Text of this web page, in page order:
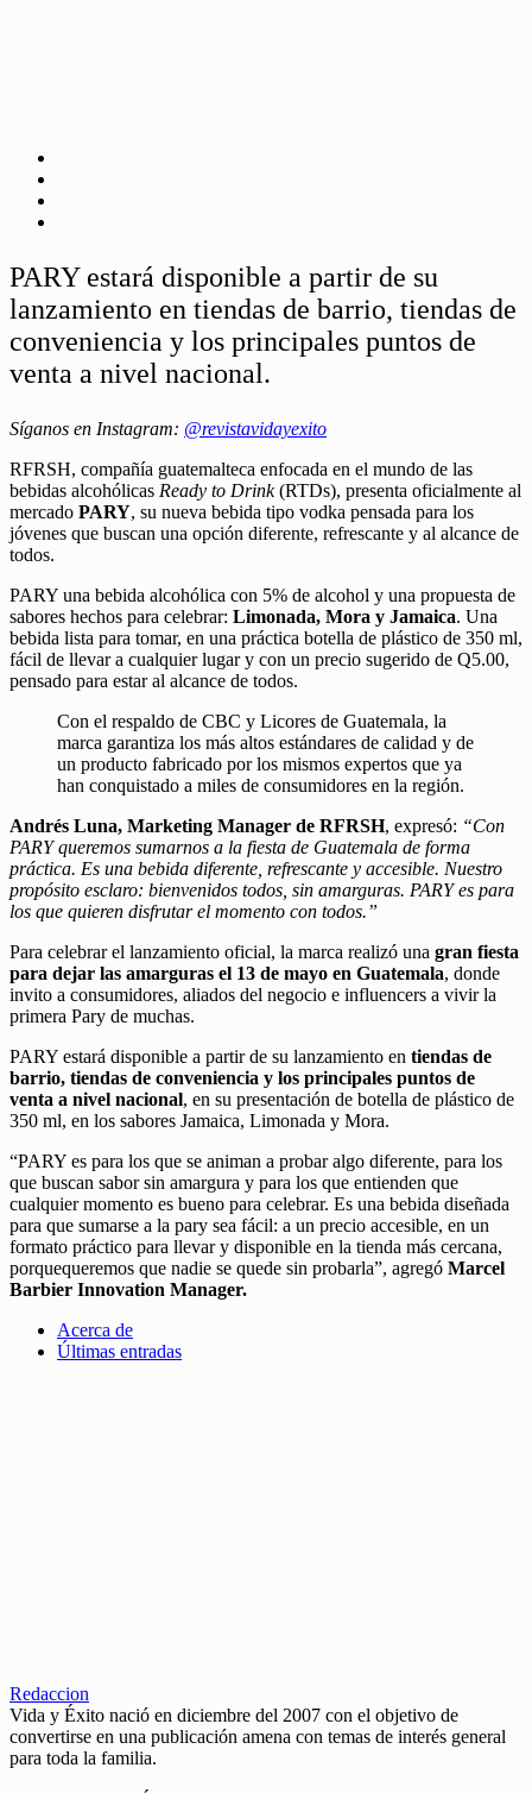
PARY estará disponible a partir de su
lanzamiento en tiendas de barrio, tiendas de
conveniencia y los principales puntos de
venta a nivel nacional.
Síganos en Instagram: @revistavidayexito
RFRSH, compañía guatemalteca enfocada en el mundo de las
bebidas alcohólicas Ready to Drink(RTDs), presenta oficialmente al
mercado PARY, su nueva bebida tipo vodka pensada para los
jóvenes que buscan una opción diferente, refrescante y al alcance de
todos.
PARY una bebida alcohólica con 5% de alcohol y una propuesta de
sabores hechos para celebrar: Limonada, Mora y Jamaica. Una
bebida lista para tomar, en una práctica botella de plástico de 350 ml,
fácil de llevar a cualquier lugar y con un precio sugerido de Q5.00,
pensado para estar al alcance de todos.
Con el respaldo de CBC y Licores de Guatemala, la
marca garantiza los más altos estándares de calidad y de
un producto fabricado por los mismos expertos que ya
han conquistado a miles de consumidores en la región.
Andrés Luna, Marketing Manager de RFRSH, expresó: “Con
PARY queremos sumarnos a la fiesta de Guatemala de forma
práctica. Es una bebida diferente, refrescante y accesible. Nuestro
propósito esclaro: bienvenidos todos, sin amarguras. PARY es para
los que quieren disfrutar el momento con todos.”
Para celebrar el lanzamiento oficial, la marca realizó una gran fiesta
para dejar las amarguras el 13 de mayo en Guatemala, donde
invito a consumidores, aliados del negocio e influencers a vivir la
primera Pary de muchas.
PARY estará disponible a partir de su lanzamiento en tiendas de
barrio, tiendas de conveniencia y los principales puntos de
venta a nivel nacional, en su presentación de botella de plástico de
350 ml, en los sabores Jamaica, Limonada y Mora.
“PARY es para los que se animan a probar algo diferente, para los
que buscan sabor sin amargura y para los que entienden que
cualquier momento es bueno para celebrar. Es una bebida diseñada
para que sumarse a la pary sea fácil: a un precio accesible, en un
formato práctico para llevar y disponible en la tienda más cercana,
porquequeremos que nadie se quede sin probarla”, agregó Marcel
Barbier Innovation Manager.
Acerca de
Últimas entradas
Redaccion
Vida y Éxito nació en diciembre del 2007 con el objetivo de
convertirse en una publicación amena con temas de interés general
para toda la familia.